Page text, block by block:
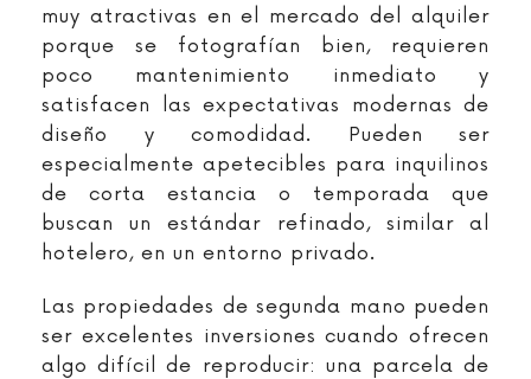
muy atractivas en el mercado del alquiler
porque se fotografían bien, requieren
poco mantenimiento inmediato y
satisfacen las expectativas modernas de
diseño y comodidad. Pueden ser
especialmente apetecibles para inquilinos
de corta estancia o temporada que
buscan un estándar refinado, similar al
hotelero, en un entorno privado.
Las propiedades de segunda mano pueden
ser excelentes inversiones cuando ofrecen
algo difícil de reproducir: una parcela de